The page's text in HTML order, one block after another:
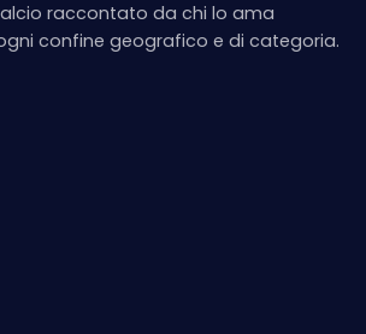
raccontato da chi lo ama
confine geografico e di categoria.